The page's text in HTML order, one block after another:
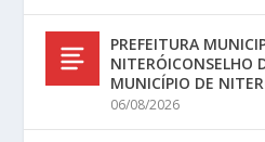
PREFEITURA
NITERÓICONSELHO
MUNICÍPIO DE
06/08/2026